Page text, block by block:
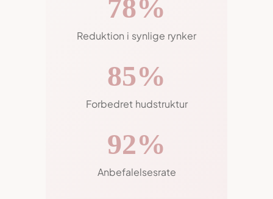
78%
Reduktion i synlige rynker
85%
Forbedret hudstruktur
92%
Anbefalelsesrate